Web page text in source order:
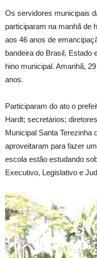
Os servidores municipais
participaram na manhã de
aos 46 anos de
bandeira do Brasil, Estado
hino municipal. Amanhã,
anos.
Participaram do ato o
Hardt; secretários;
Municipal Santa Terezinha
aproveitaram para fazer
escola estão estudando
Executivo, Legislativo e